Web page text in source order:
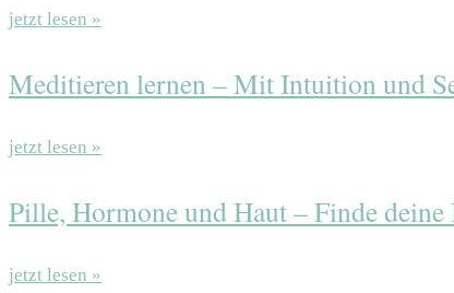
jetzt lesen »
Meditieren lernen – Mit Intuition und
jetzt lesen »
Pille, Hormone und Haut – Finde deine
jetzt lesen »